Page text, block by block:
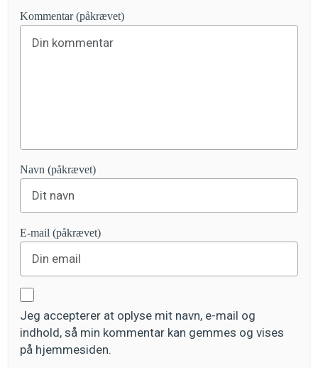
Kommentar (påkrævet)
Navn (påkrævet)
E-mail (påkrævet)
Jeg accepterer at oplyse mit navn, e-mail og
indhold, så min kommentar kan gemmes og vises
på hjemmesiden.